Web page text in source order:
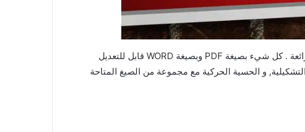
تحميل أحدث نماذج روائز التقويم التشخيصي المستوى الثالث ابتدائي مع التصحيح 2026/2025 لجميع المواد في حلة رائعة . كل شيء بصيغة PDF وبصيغة WORD قابل للتعديل
التشكيلية, و الحسية الحركية مع مجموعة من الصيغ المتاحة